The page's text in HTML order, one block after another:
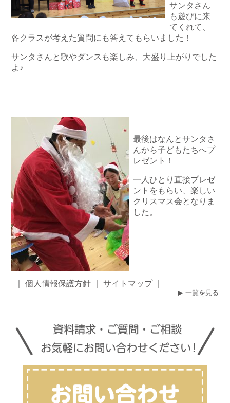
サンタさん
も遊びに来
てくれて、
各クラスが考えた質問にも答えてもらいました！
サンタさんと歌やダンスも楽しみ、大盛り上がりでした
よ♪
最後はなんとサンタさ
んから子どもたちへプ
レゼント！
一人ひとり直接プレゼ
ントをもらい、楽しい
クリスマス会となりま
した。
一覧を見る
個人情報保護方針｜ サイトマップ｜